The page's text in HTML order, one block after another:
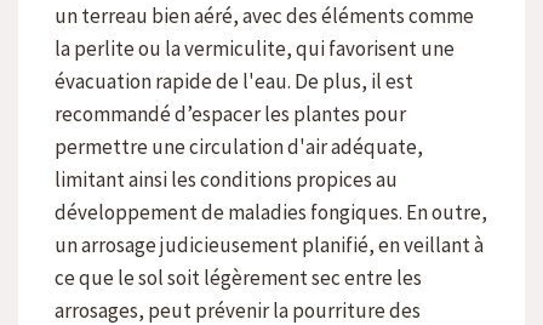
un terreau bien aéré, avec des éléments comme
la perlite ou la vermiculite, qui favorisent une
évacuation rapide de l'eau. De plus, il est
recommandé d’espacer les plantes pour
permettre une circulation d'air adéquate,
limitant ainsi les conditions propices au
développement de maladies fongiques. En outre,
un arrosage judicieusement planifié, en veillant à
ce que le sol soit légèrement sec entre les
arrosages, peut prévenir la pourriture des